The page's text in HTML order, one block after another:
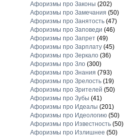
Афоризмы про Законы (202)
Афоризмы про Замечания (50)
Афоризмы про Занятость(47)
Афоризмы про Заповеди (46)
Афоризмы про Запрет(49)
Афоризмы про Зарплату(45)
Афоризмы про Зеркало(36)
Афоризмы про Зло(300)
Афоризмы про Знания (793)
Афоризмы про Зрелость(19)
Афоризмы про Зрителей (50)
Афоризмы про Зубы (41)
Афоризмы про Идеалы (201)
Афоризмы про Идеологию(50)
Афоризмы про Известность(50)
Афоризмы про Излишнее (50)